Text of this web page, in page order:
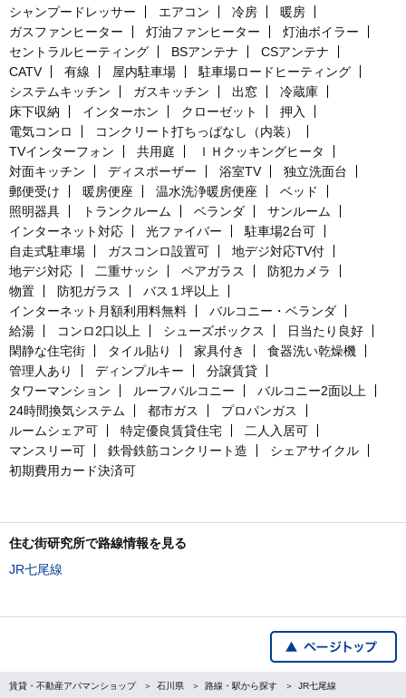
シャンプードレッサー
エアコン 冷房
暖房
ガスファンヒーター
灯油ファンヒーター
灯油ボイラー
セントラルヒーティング
BSアンテナ
CSアンテナ
CATV
有線 屋内駐車場
駐車場ロードヒーティング
システムキッチン
ガスキッチン 出窓
冷蔵庫
床下収納
インターホン クローゼット
押入
電気コンロ
コンクリート打ちっぱなし（内装）
TVインターフォン
共用庭
ＩＨクッキングヒータ
対面キッチン
ディスポーザー 浴室TV
独立洗面台
郵便受け
暖房便座 温水洗浄暖房便座
ベッド
照明器具
トランクルーム ベランダ
サンルーム
インターネット対応
光ファイバー
駐車場2台可
自走式駐車場
ガスコンロ設置可
地デジ対応TV付
地デジ対応
二重サッシ ペアガラス
防犯カメラ
物置
防犯ガラス
バス１坪以上
インターネット月額利用料無料
バルコニー・ベランダ
給湯
コンロ2口以上 シューズボックス
日当たり良好
閑静な住宅街
タイル貼り 家具付き
食器洗い乾燥機
管理人あり
ディンプルキー
分譲賃貸
タワーマンション
ルーフバルコニー
バルコニー2面以上
24時間換気システム
都市ガス
プロパンガス
ルームシェア可
特定優良賃貸住宅
二人入居可
マンスリー可
鉄骨鉄筋コンクリート造
シェアサイクル
初期費用カード決済可
住む街研究所で路線情報を見る
JR七尾線
賃貸・不動産アパマンショップ 石川県 路線・駅から探す JR七尾線